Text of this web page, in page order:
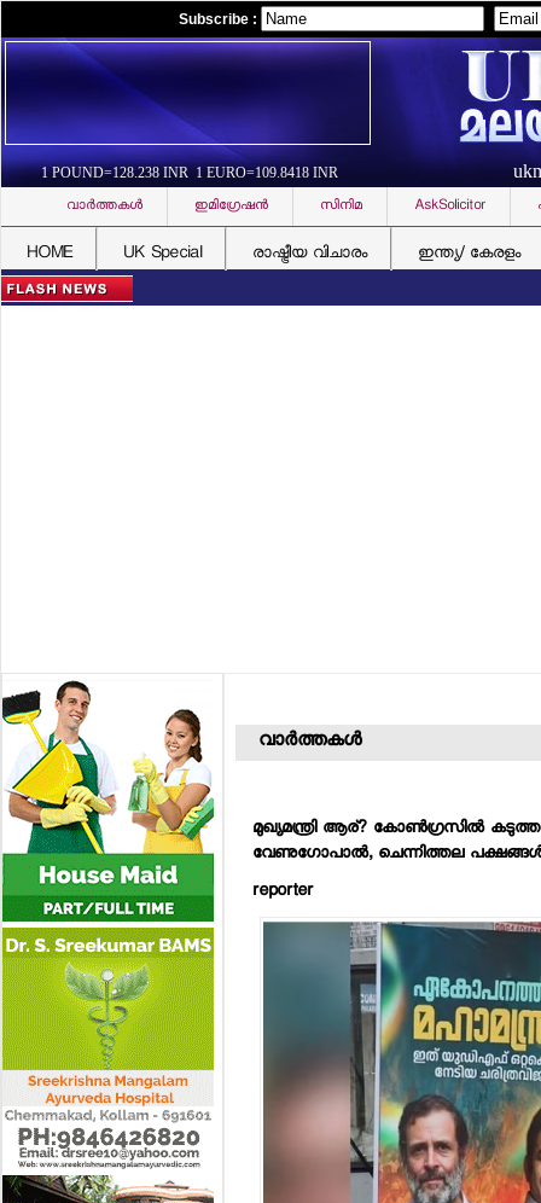
Subscribe :
1 POUND=128.238 INR 1 EURO=109.8418 INR
വാര്‍ത്തകള്‍ ഇമിഗ്രേഷന്‍ സിനിമ AskSolicitor
HOME UK Special രാഷ്ട്രീയ വിചാരം ഇന്ത്യ/ കേരളം
വാര്‍ത്തകള്‍
മുഖ്യമന്ത്രി ആര്? കോണ്‍ഗ്രസില്‍ കടുത്ത
വേണുഗോപാല്‍, ചെന്നിത്തല
reporter